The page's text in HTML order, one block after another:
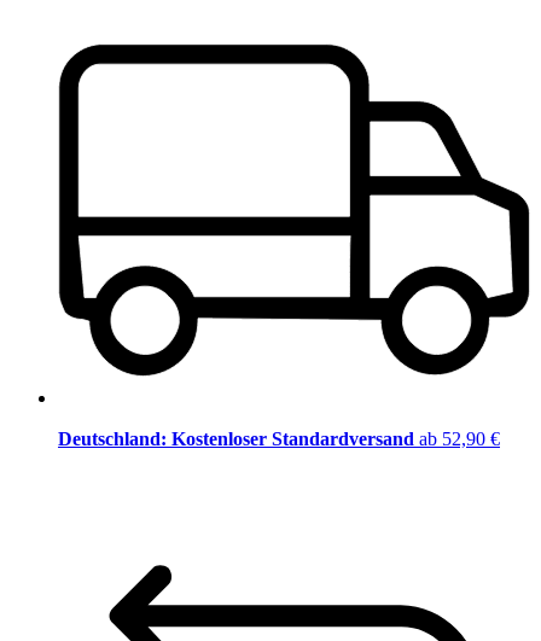
Deutschland: Kostenloser Standardversand ab 52,90 €